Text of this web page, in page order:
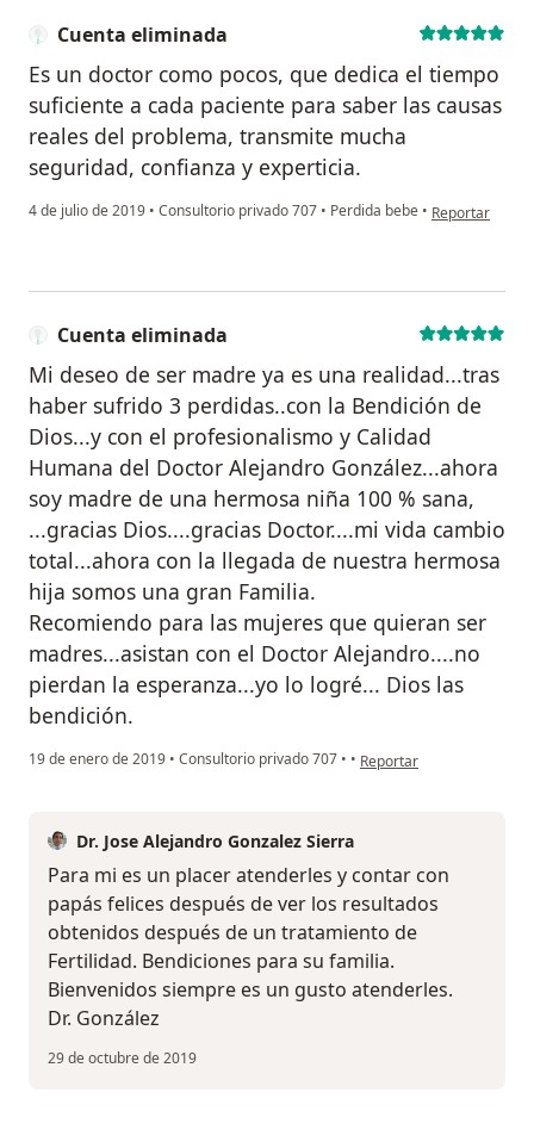
Cuenta eliminada
Es un doctor como pocos, que dedica el tiempo
suficiente a cada paciente para saber las causas
reales del problema, transmite mucha
seguridad, confianza y experticia.
4 de julio de 2019 • Consultorio privado 707 • Perdida bebe • en opinión del
Reportar
Cuenta eliminada
Mi deseo de ser madre ya es una realidad...tras
haber sufrido 3 perdidas..con la Bendición de
Dios...y con el profesionalismo y Calidad
Humana del Doctor Alejandro González...ahora
soy madre de una hermosa niña 100 % sana,
...gracias Dios....gracias Doctor....mi vida cambio
total...ahora con la llegada de nuestra hermosa
hija somos una gran Familia.
Recomiendo para las mujeres que quieran ser
madres...asistan con el Doctor Alejandro....no
pierdan la esperanza...yo lo logré... Dios las
bendición.
19 de enero de 2019 • Consultorio privado 707 • • en opinión del usuario
Reportar
Dr. Jose Alejandro Gonzalez Sierra
Para mi es un placer atenderles y contar con
papás felices después de ver los resultados
obtenidos después de un tratamiento de
Fertilidad. Bendiciones para su familia.
Bienvenidos siempre es un gusto atenderles.
Dr. González
29 de octubre de 2019